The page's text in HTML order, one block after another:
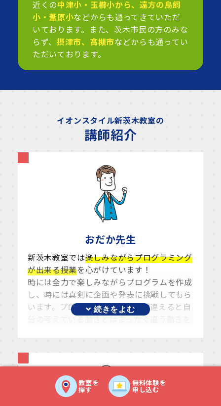
近くの中津小・玉櫛小から、遠方の鳥飼
小・葦原小などからも通ってきていただ
いております。また、茨木市民の方のみな
らず、摂津市、高槻市などからも通ってい
ただいております。
イオンスタイル新茨木教室の
講師紹介
おだか先生
新茨木教室では楽しみながらプログラミング
が出来る授業を心がけています！
時には全力で楽しみながらプログラムを作成
し、時には真剣に企画や発表に挑戦してもら
います。プログラミングは一つ間違えると自
分の考えている動きとはまったく違う動きを
時間がプログラミング的思考を養います。修
正作業が難しいほど、完成させた後に親御さ
んやお友達に、発表し遊んでもらう喜びはと
ても大きく貴重な経験になると思います。
無料体験を
申し込む
教室を
探す